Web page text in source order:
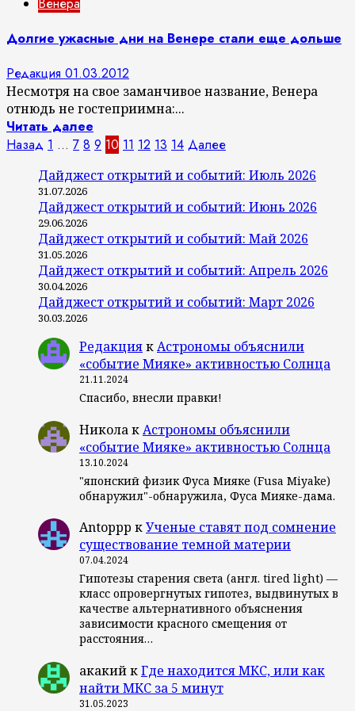
Долгие ужасные дни на Венере стали еще дольше
Редакция 01.03.2012
Несмотря на свое заманчивое название, Венера
отнюдь не гостеприимна:...
Читать далее
Пагинация
записей
Назад 1 … 7 8 9 10 11 12 13 14 Далее
Дайджест открытий и событий: Июль 2026
31.07.2026
Дайджест открытий и событий: Июнь 2026
29.06.2026
Дайджест открытий и событий: Май 2026
31.05.2026
Дайджест открытий и событий: Апрель 2026
30.04.2026
Дайджест открытий и событий: Март 2026
30.03.2026
РедакциякАстрономы объяснили
«событие Мияке» активностью Солнца
21.11.2024
Спасибо, внесли правки!
НиколакАстрономы объяснили
«событие Мияке» активностью Солнца
13.10.2024
"японский физик Фуса Мияке (Fusa Miyake)
обнаружил"-обнаружила, Фуса Мияке-дама.
Antoppp кУченые ставят под сомнение
существование темной материи
07.04.2024
Гипотезы старения света (англ. tired light) —
класс опровергнутых гипотез, выдвинутых в
качестве альтернативного объяснения
зависимости красного смещения от
расстояния…
акакийкГде находится МКС, или как
найти МКС за 5 минут
31.05.2023